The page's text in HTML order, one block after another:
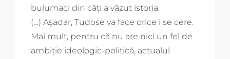
bulumaci din câți a văzut istoria.
(…) Așadar, Tudose va face orice i se cere.
Mai mult, pentru că nu are nici un fel de
ambiție ideologic-politică, actualul